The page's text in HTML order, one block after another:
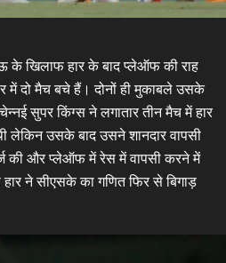
के खिलाफ हार के बाद प्लेऑफ की राह
में दो मैच बचे हैं। दोनों ही मुकाबले उसके
सुपर किंग्स ने लगातार तीन मैच में हार
उसके बाद उसने शानदार वापसी
की और प्लेऑफ में रेस में वापसी करने में
ने सीएसके का गणित फिर से बिगाड़